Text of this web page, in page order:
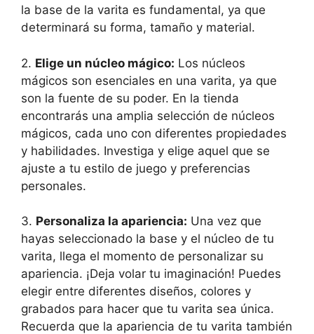
la base de la varita es fundamental, ya que
determinará su forma, tamaño y material.
2. Elige un núcleo mágico: Los núcleos
mágicos son esenciales en una varita, ya que
son la fuente de su poder. En la tienda
encontrarás una amplia selección de núcleos
mágicos, cada uno con diferentes propiedades
y habilidades. Investiga y elige aquel que se
ajuste a tu estilo de juego y preferencias
personales.
3. Personaliza la apariencia: Una vez que
hayas seleccionado la base y el núcleo de tu
varita, llega el momento de personalizar su
apariencia. ¡Deja volar tu imaginación! Puedes
elegir entre diferentes diseños, colores y
grabados para hacer que tu varita sea única.
Recuerda que la apariencia de tu varita también